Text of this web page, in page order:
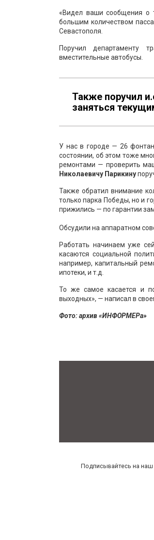
«Видел ваши сообщения о
большим количеством
Севастополя.
Поручил департаменту
вместительные автобусы.
Также поручил
заняться
У нас в городе — 26
состоянии, об этом тоже
ремонтами — проверить
Николаевичу Парикину
Также обратил внимание
только парка Победы, но и
прижились — по гарантии
Обсудили на аппаратном
Работать начинаем уже
касаются социальной
например, капитальный
ипотеки, и т.д.
То же самое касается и
выходных», — написал в
Фото: архив «ИНФОРМЕРа»
Подписывайтесь на наш